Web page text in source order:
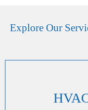
Explore Our